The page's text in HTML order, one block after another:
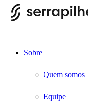
Sobre
Quem somos
Equipe